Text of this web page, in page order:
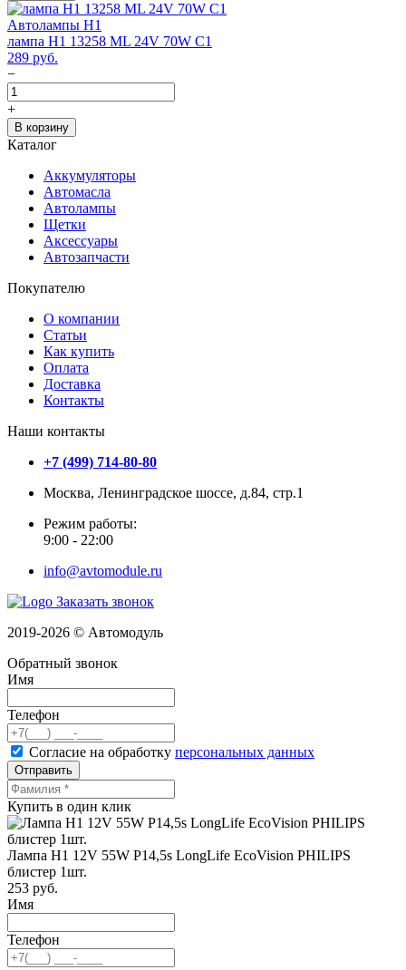
Автолампы H1
лампа H1 13258 ML 24V 70W C1
289 руб.
−
+
В корзину
Каталог
Аккумуляторы
Автомасла
Автолампы
Щетки
Аксессуары
Автозапчасти
Покупателю
О компании
Статьи
Как купить
Оплата
Доставка
Контакты
Наши контакты
+7 (499) 714-80-80
Москва, Ленинградское шоссе, д.84, стр.1
Режим работы:
9:00 - 22:00
info@avtomodule.ru
Заказать звонок
2019-2026 © Автомодуль
Обратный звонок
Имя
Телефон
Согласие на обработку персональных данных
Отправить
Купить в один клик
Лампа H1 12V 55W P14,5s LongLife EcoVision PHILIPS
блистер 1шт.
253 руб.
Имя
Телефон